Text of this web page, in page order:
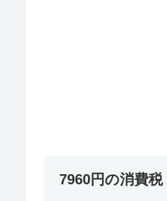
7960円の消費